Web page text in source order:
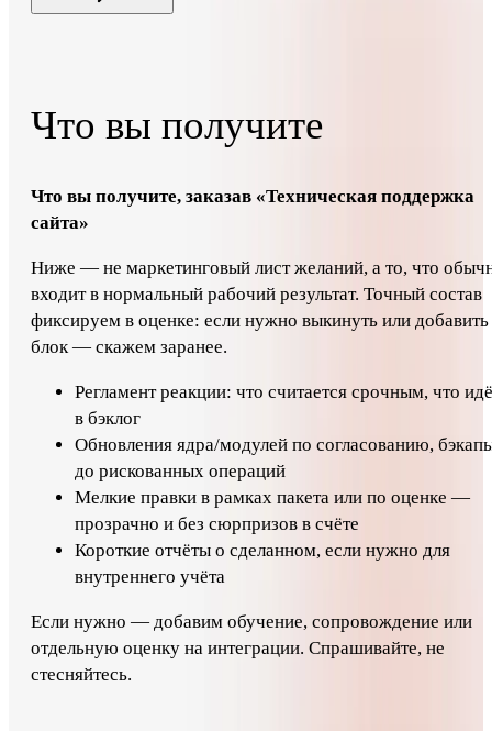
Что вы получите
Что вы получите, заказав «Техническая поддержка
сайта»
Ниже — не маркетинговый лист желаний, а то, что
входит в нормальный рабочий результат. Точный состав
фиксируем в оценке: если нужно выкинуть или добавить
блок — скажем заранее.
Регламент реакции: что считается срочным, что
в бэклог
Обновления ядра/модулей по согласованию,
до рискованных операций
Мелкие правки в рамках пакета или по оценке —
прозрачно и без сюрпризов в счёте
Короткие отчёты о сделанном, если нужно для
внутреннего учёта
Если нужно — добавим обучение, сопровождение или
отдельную оценку на интеграции. Спрашивайте, не
стесняйтесь.